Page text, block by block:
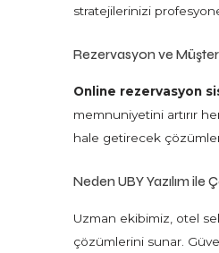
stratejilerinizi
Rezervasyon ve
Online rezervasyon
memnuniyetini artırır
hale getirecek
Neden UBY Yazılım ile
Uzman ekibimiz, otel
çözümlerini sunar.